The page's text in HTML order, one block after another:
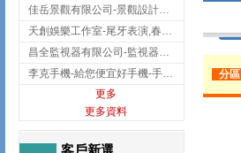
佳岳景觀有限公司-景觀設計公司,台北景觀設計,台北景觀工程,中山區景觀設計
天創娛樂工作室-尾牙表演,春酒表演,板橋尾牙表演
昌全監視器有限公司-監視器安裝,高雄監視器安裝,鳳山區監視器安裝
李克手機-給您便宜好手機-手機收購,屏東手機收購
更多
更多資料
客戶新選
分區